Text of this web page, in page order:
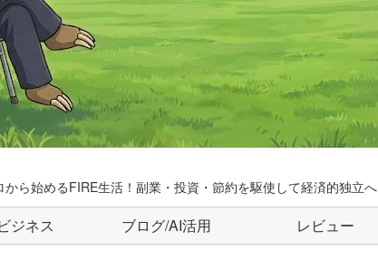
から始めるFIRE生活！副業・投資・節約を駆使して経済的独立へ
ジネス ブログ/AI活用 レビュー